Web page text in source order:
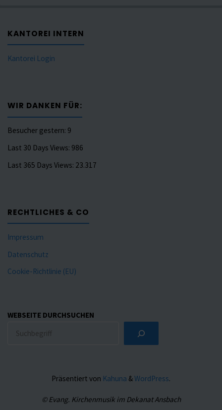
KANTOREI INTERN
Kantorei Login
WIR DANKEN FÜR:
Besucher gestern: 9
Last 30 Days Views: 986
Last 365 Days Views: 23.317
RECHTLICHES & CO
Impressum
Datenschutz
Cookie-Richtlinie (EU)
WEBSEITE DURCHSUCHEN
Präsentiert von Kahuna &WordPress.
© Evang. Kirchenmusik im Dekanat Ansbach